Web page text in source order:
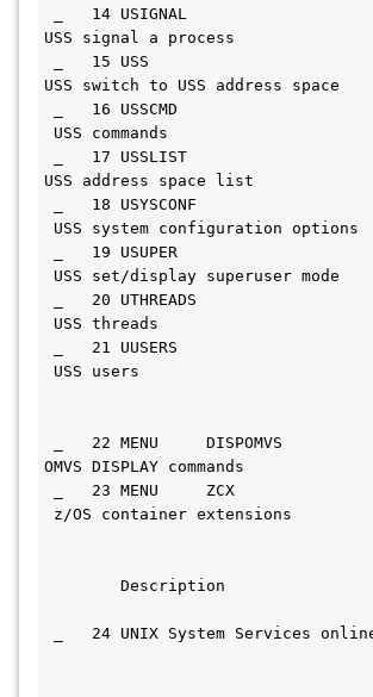
_   14
USS signal a process
_   15
USS switch to USS address space
_   16
USS commands
_   17
USS address space list
_   18
USS system configuration options
_   19
USS set/display superuser mode
_   20
USS threads
_   21
USS users
_   22 MENU
OMVS DISPLAY commands
_   23 MENU
z/OS container extensions
_   24 UNIX System Services